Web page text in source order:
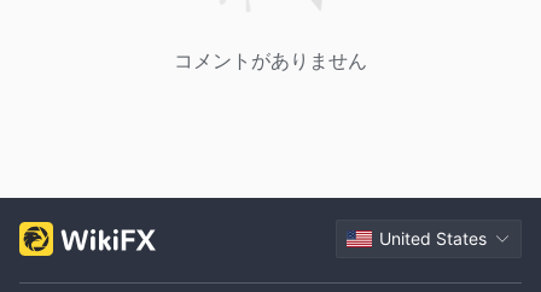
けに設計されています。シンプルさと柔軟性を備え、いつでも入
す。また、購買力を高めるオプションとして信用取引も提供して
います。
-RRSP (登録退職貯蓄プラン):この口座は退職後の貯蓄のため
コメントがありません
United States